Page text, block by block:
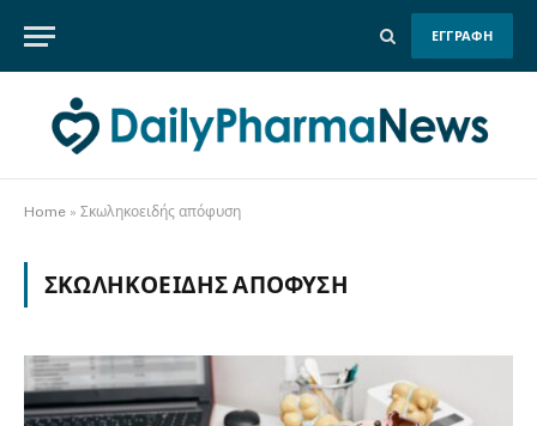
ΕΓΓΡΑΦΗ
Home » Σκωληκοειδής απόφυση
ΣΚΩΛΗΚΟΕΙΔΉΣ ΑΠΌΦΥΣΗ